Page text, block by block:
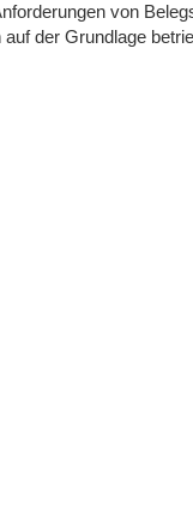
von
der Grundlage